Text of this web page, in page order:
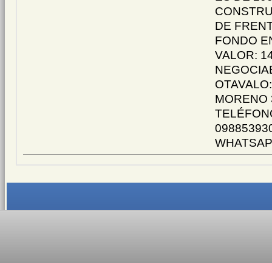
DE
FONDO
VALOR:
MORENO